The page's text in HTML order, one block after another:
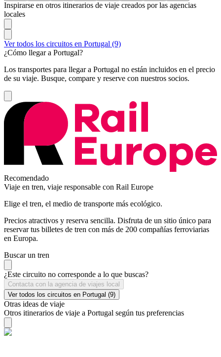
Inspirarse en otros itinerarios de viaje creados por las agencias
locales
Ver todos los circuitos en Portugal (9)
¿Cómo llegar a Portugal?
Los transportes para llegar a Portugal no están incluidos en el precio
de su viaje. Busque, compare y reserve con nuestros socios.
Recomendado
Viaje en tren, viaje responsable con Rail Europe
Elige el tren, el medio de transporte más ecológico.
Precios atractivos y reserva sencilla. Disfruta de un sitio único para
reservar tus billetes de tren con más de 200 compañías ferroviarias
en Europa.
Buscar un tren
¿Este circuito no corresponde a lo que buscas?
Contacta con la agencia de viajes local
Ver todos los circuitos en Portugal (9)
Otras ideas de viaje
Otros itinerarios de viaje a Portugal según tus preferencias